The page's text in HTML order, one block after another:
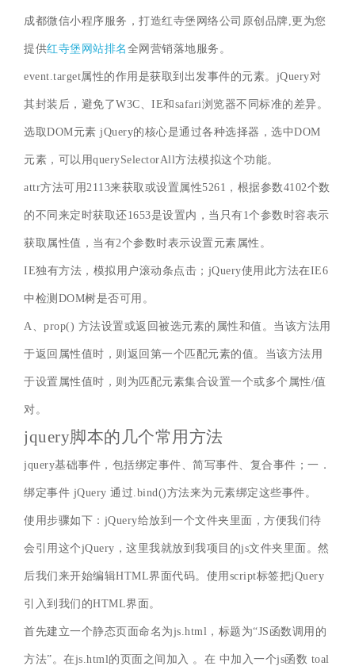
成都微信小程序服务，打造红寺堡网络公司原创品牌,更为您
提供红寺堡网站排名 全网营销落地服务。
event.target属性的作用是获取到出发事件的元素。jQuery对
其封装后，避免了W3C、IE和safari浏览器不同标准的差异。
选取DOM元素 jQuery的核心是通过各种选择器，选中DOM
元素，可以用querySelectorAll方法模拟这个功能。
attr方法可用2113来获取或设置属性5261，根据参数4102个数
的不同来定时获取还1653是设置内，当只有1个参数时容表示
获取属性值，当有2个参数时表示设置元素属性。
IE独有方法，模拟用户滚动条点击；jQuery使用此方法在IE6
中检测DOM树是否可用。
A、prop() 方法设置或返回被选元素的属性和值。当该方法用
于返回属性值时，则返回第一个匹配元素的值。当该方法用
于设置属性值时，则为匹配元素集合设置一个或多个属性/值
对。
jquery脚本的几个常用方法
jquery基础事件，包括绑定事件、简写事件、复合事件；一．
绑定事件 jQuery 通过.bind()方法来为元素绑定这些事件。
使用步骤如下：jQuery给放到一个文件夹里面，方便我们待
会引用这个jQuery，这里我就放到我项目的js文件夹里面。然
后我们来开始编辑HTML界面代码。使用script标签把jQuery
引入到我们的HTML界面。
首先建立一个静态页面命名为js.html，标题为“JS函数调用的
方法”。在js.html的页面之间加入 。在 中加入一个js函数 toal